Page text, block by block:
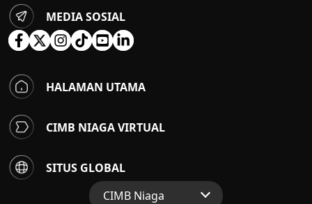
MEDIA SOSIAL
HALAMAN UTAMA
CIMB NIAGA VIRTUAL
SITUS GLOBAL
CIMB Niaga